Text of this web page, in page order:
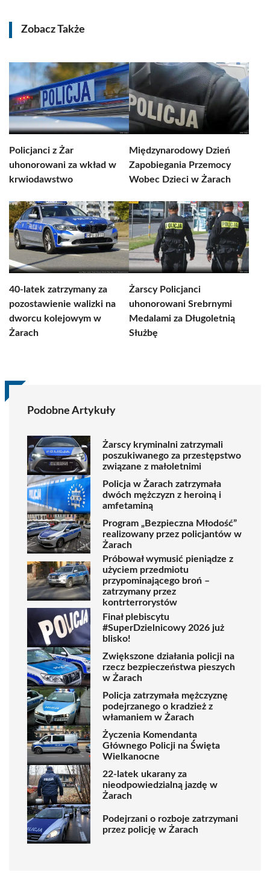
Zobacz Także
Policjanci z Żar
uhonorowani za wkład w
krwiodawstwo
Międzynarodowy Dzień
Zapobiegania Przemocy
Wobec Dzieci w Żarach
40-latek zatrzymany za
pozostawienie walizki na
dworcu kolejowym w
Żarach
Żarscy Policjanci
uhonorowani Srebrnymi
Medalami za Długoletnią
Służbę
Podobne Artykuły
Żarscy kryminalni zatrzymali
poszukiwanego za przestępstwo
związane z małoletnimi
Policja w Żarach zatrzymała
dwóch mężczyzn z heroiną i
amfetaminą
Program „Bezpieczna Młodość”
realizowany przez policjantów w
Żarach
Próbował wymusić pieniądze z
użyciem przedmiotu
przypominającego broń –
zatrzymany przez
kontrterrorystów
Finał plebiscytu
#SuperDzielnicowy 2026 już
blisko!
Zwiększone działania policji na
rzecz bezpieczeństwa pieszych
w Żarach
Policja zatrzymała mężczyznę
podejrzanego o kradzież z
włamaniem w Żarach
Życzenia Komendanta
Głównego Policji na Święta
Wielkanocne
22-latek ukarany za
nieodpowiedzialną jazdę w
Żarach
Podejrzani o rozboje zatrzymani
przez policję w Żarach